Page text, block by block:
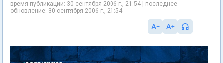
время публикации: 30 сентября 2006 г., 21:54 | последнее
обновление: 30 сентября 2006 г., 21:54